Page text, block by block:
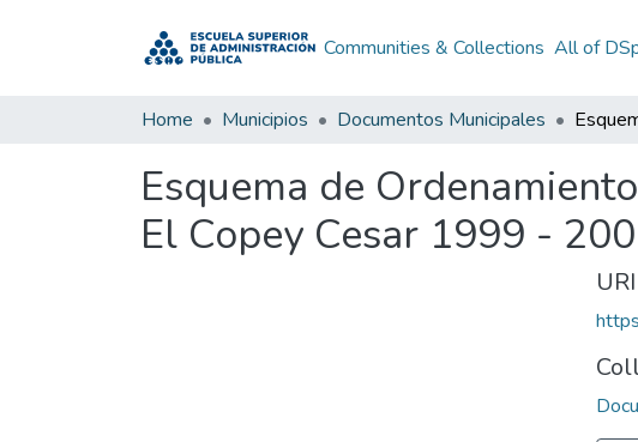
Communities & Collections All of
Home Municipios Documentos Municipales
Esquema de
El Copey Cesar 1999 -
URI